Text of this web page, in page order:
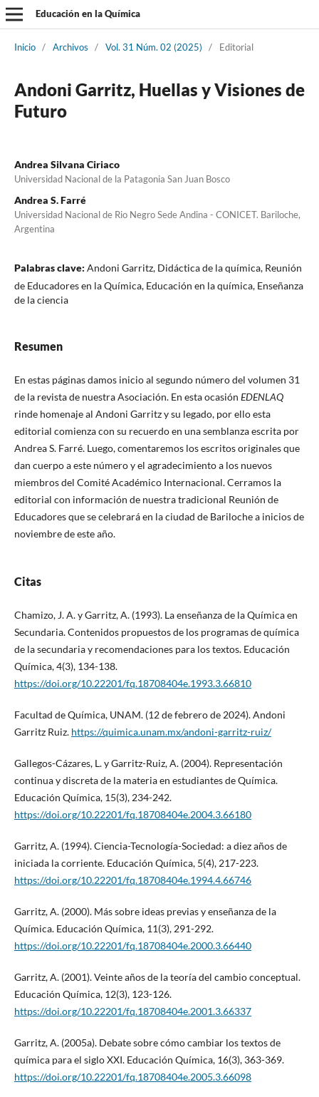
Educación en la Química
Inicio / Archivos / Vol. 31 Núm. 02 (2025) / Editorial
Andoni Garritz, Huellas y Visiones de
Futuro
Andrea Silvana Ciriaco
Universidad Nacional de la Patagonia San Juan Bosco
Andrea S. Farré
Universidad Nacional de Rio Negro Sede Andina - CONICET. Bariloche,
Argentina
Palabras clave: Andoni Garritz, Didáctica de la química, Reunión
de Educadores en la Química, Educación en la química, Enseñanza
de la ciencia
Resumen
En estas páginas damos inicio al segundo número del volumen 31
de la revista de nuestra Asociación. En esta ocasión EDENLAQ
rinde homenaje al Andoni Garritz y su legado, por ello esta
editorial comienza con su recuerdo en una semblanza escrita por
Andrea S. Farré. Luego, comentaremos los escritos originales que
dan cuerpo a este número y el agradecimiento a los nuevos
miembros del Comité Académico Internacional. Cerramos la
editorial con información de nuestra tradicional Reunión de
Educadores que se celebrará en la ciudad de Bariloche a inicios de
noviembre de este año.
Citas
Chamizo, J. A. y Garritz, A. (1993). La enseñanza de la Química en
Secundaria. Contenidos propuestos de los programas de química
de la secundaria y recomendaciones para los textos. Educación
Química, 4(3), 134-138.
https://doi.org/10.22201/fq.18708404e.1993.3.66810
Facultad de Química, UNAM. (12 de febrero de 2024). Andoni
Garritz Ruiz. https://quimica.unam.mx/andoni-garritz-ruiz/
Gallegos-Cázares, L. y Garritz-Ruiz, A. (2004). Representación
continua y discreta de la materia en estudiantes de Química.
Educación Química, 15(3), 234-242.
https://doi.org/10.22201/fq.18708404e.2004.3.66180
Garritz, A. (1994). Ciencia-Tecnología-Sociedad: a diez años de
iniciada la corriente. Educación Química, 5(4), 217-223.
https://doi.org/10.22201/fq.18708404e.1994.4.66746
Garritz, A. (2000). Más sobre ideas previas y enseñanza de la
Química. Educación Química, 11(3), 291-292.
https://doi.org/10.22201/fq.18708404e.2000.3.66440
Garritz, A. (2001). Veinte años de la teoría del cambio conceptual.
Educación Química, 12(3), 123-126.
https://doi.org/10.22201/fq.18708404e.2001.3.66337
Garritz, A. (2005a). Debate sobre cómo cambiar los textos de
química para el siglo XXI. Educación Química, 16(3), 363-369.
https://doi.org/10.22201/fq.18708404e.2005.3.66098